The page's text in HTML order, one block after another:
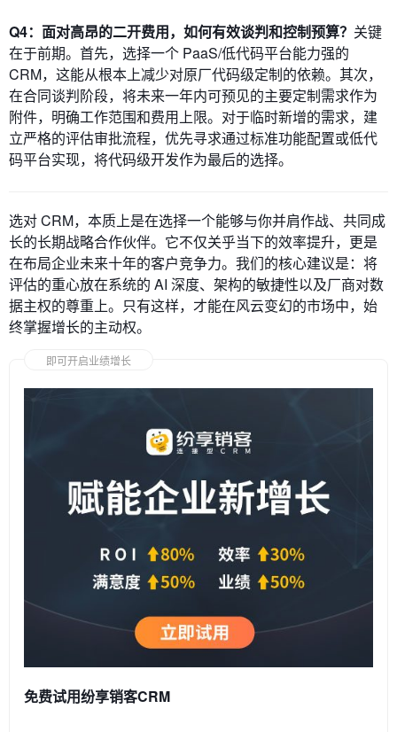
Q4：面对高昂的二开费用，如何有效谈判和控制预算？ 关键
在于前期。首先，选择一个 PaaS/低代码平台能力强的
CRM，这能从根本上减少对原厂代码级定制的依赖。其次，
在合同谈判阶段，将未来一年内可预见的主要定制需求作为
附件，明确工作范围和费用上限。对于临时新增的需求，建
立严格的评估审批流程，优先寻求通过标准功能配置或低代
码平台实现，将代码级开发作为最后的选择。
选对 CRM，本质上是在选择一个能够与你并肩作战、共同成
长的长期战略合作伙伴。它不仅关乎当下的效率提升，更是
在布局企业未来十年的客户竞争力。我们的核心建议是：将
评估的重心放在系统的 AI 深度、架构的敏捷性以及厂商对数
据主权的尊重上。只有这样，才能在风云变幻的市场中，始
终掌握增长的主动权。
即可开启业绩增长
免费试用纷享销客CRM